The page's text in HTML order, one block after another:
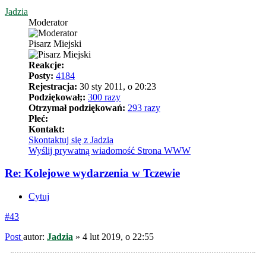
Jadzia
Moderator
Pisarz Miejski
Reakcje:
Posty: 4184
Rejestracja: 30 sty 2011, o 20:23
Podziękował;: 300 razy
Otrzymał podziękowań: 293 razy
Płeć:
Kontakt:
Skontaktuj się z Jadzia
Wyślij prywatną wiadomość Strona WWW
Re: Kolejowe wydarzenia w Tczewie
Cytuj
#43
Post autor: Jadzia » 4 lut 2019, o 22:55